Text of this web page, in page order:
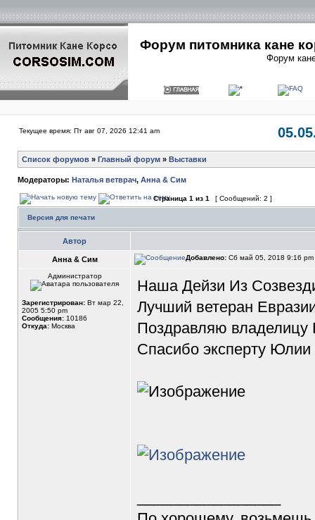
Форум питомника кане
Форум
Текущее время: Пт авг 07, 2026 12:41 am
Список форумов » Главный форум » Выставки
Модераторы: Наталья ветврач, Анна & Сим
Страница 1 из 1 [ Сообщений: 2 ]
Версия для печати
Автор
Анна & Сим Добавлено: Сб май 05, 2018 9:16 pm
Администратор
Зарегистрирован: Вт мар 22,
2005 5:50 pm
Сообщения: 10186
Откуда: Москва
Наша Дейзи Из
Лучший ветеран
Поздравляю
Спасибо эксперту